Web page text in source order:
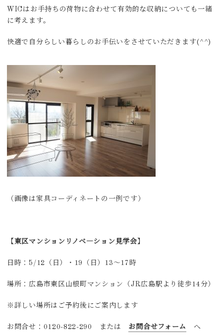
WICはお手持ちの荷物に合わせて有効的な収納についても一緒
に考えます。
快適で自分らしい暮らしのお手伝いをさせていただきます(^^)
（画像は家具コーディネートの一例です）
【 東区マンションリノベ―ション見学会 】
日時：5/12（日）・19（日）13～17時
場所：広島市東区山根町マンション（JR広島駅より徒歩14分）
※詳しい場所はご予約後にご案内します
お問合せ：0120-822-290 または お問合せフォーム へ